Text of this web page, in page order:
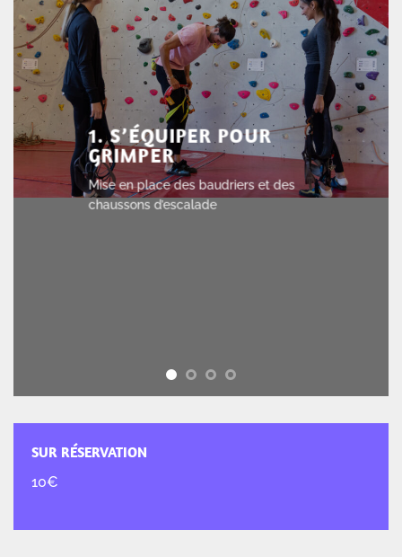
1. S’ÉQUIPER POUR
GRIMPER
Mise en place des baudriers et des
chaussons d’escalade
SUR RÉSERVATION
10€